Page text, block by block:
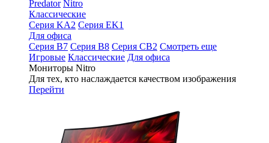
Predator Nitro
Классические
Серия KA2 Серия EK1
Для офиса
Серия B7 Серия B8 Серия CB2 Смотреть еще
Игровые Классические Для офиса
Мониторы Nitro
Для тех, кто наслаждается качеством изображения
Перейти